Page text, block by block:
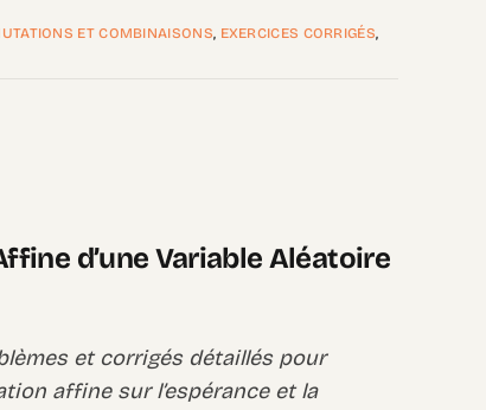
ET COMBINAISONS EXERCICES CORRIGÉS
d’une Variable Aléatoire
et corrigés détaillés pour
affine sur l’espérance et la